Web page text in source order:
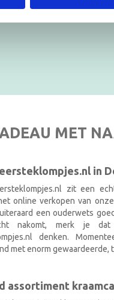
MET
in
zit een
online verkopen van
een ouderwets
nakomt, merk je
denken.
met enorm gewaardeerde,
assortiment